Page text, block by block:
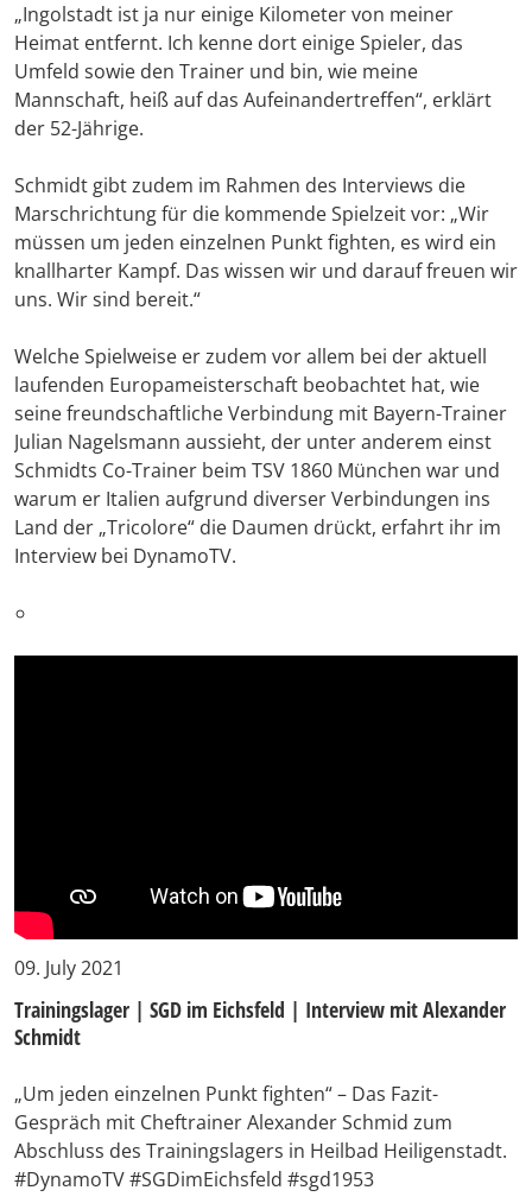
„Ingolstadt ist ja nur einige Kilometer von meiner
Heimat entfernt. Ich kenne dort einige Spieler, das
Umfeld sowie den Trainer und bin, wie meine
Mannschaft, heiß auf das Aufeinandertreffen“, erklärt
der 52-Jährige.
Schmidt gibt zudem im Rahmen des Interviews die
Marschrichtung für die kommende Spielzeit vor: „Wir
müssen um jeden einzelnen Punkt fighten, es wird ein
knallharter Kampf. Das wissen wir und darauf freuen wir
uns. Wir sind bereit.“
Welche Spielweise er zudem vor allem bei der aktuell
laufenden Europameisterschaft beobachtet hat, wie
seine freundschaftliche Verbindung mit Bayern-Trainer
Julian Nagelsmann aussieht, der unter anderem einst
Schmidts Co-Trainer beim TSV 1860 München war und
warum er Italien aufgrund diverser Verbindungen ins
Land der „Tricolore“ die Daumen drückt, erfahrt ihr im
Interview bei DynamoTV.
09. July 2021
Trainingslager | SGD im Eichsfeld | Interview mit Alexander
Schmidt
„Um jeden einzelnen Punkt fighten“ – Das Fazit-
Gespräch mit Cheftrainer Alexander Schmid zum
Abschluss des Trainingslagers in Heilbad Heiligenstadt.
#DynamoTV #SGDimEichsfeld #sgd1953